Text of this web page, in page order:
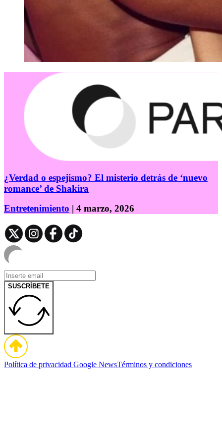
¿Verdad o espejismo? El misterio detrás de ‘nuevo
romance’ de Shakira
Entretenimiento | 4 marzo, 2026
SUSCRÍBETE
Política de privacidad Google NewsTérminos y condiciones